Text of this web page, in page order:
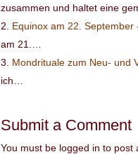
zusammen und haltet eine
Equinox am 22.
am 21.…
Mondrituale zum Neu- und
ich…
Submit a Comment
You must be logged in to post